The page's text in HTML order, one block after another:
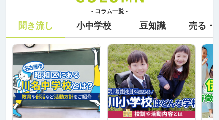
- コラム一覧 -
聞き流し 小中学校 豆知識 売る・